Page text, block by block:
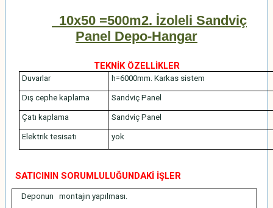
10x50 =500m2. İzoleli Sandviç
Panel Depo-Hangar
TEKNİK ÖZELLİKLER
Duvarlar h=6000mm. Karkas sistem
Dış cephe kaplama Sandviç Panel
Çatı kaplama Sandviç Panel
Elektrik tesisatı yok
SATICININ SORUMLULUĞUNDAKİ İŞLER
Deponun montajın yapılması.